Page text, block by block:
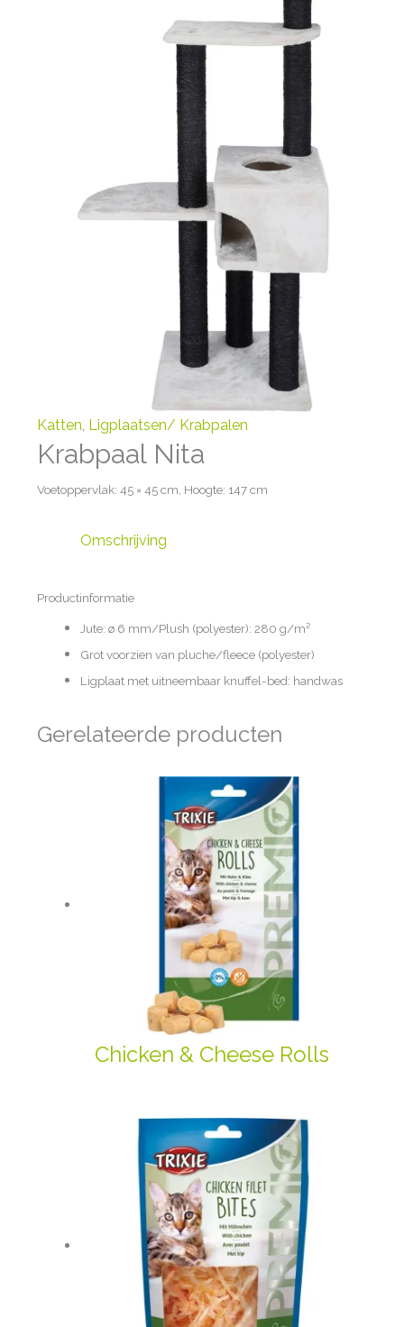
Katten, Ligplaatsen/ Krabpalen
Krabpaal Nita
Voetoppervlak: 45 × 45 cm, Hoogte: 147 cm
Omschrijving
Productinformatie
Jute: ø 6 mm/Plush (polyester): 280 g/m²
Grot voorzien van pluche/fleece (polyester)
Ligplaat met uitneembaar knuffel-bed: handwas
Gerelateerde producten
Chicken & Cheese Rolls